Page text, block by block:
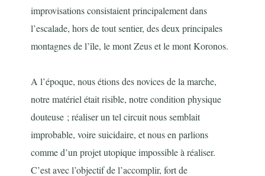
improvisations consistaient principalement dans
l’escalade, hors de tout sentier, des deux principales
montagnes de l’île, le mont Zeus et le mont Koronos.
A l’époque, nous étions des novices de la marche,
notre matériel était risible, notre condition physique
douteuse ; réaliser un tel circuit nous semblait
improbable, voire suicidaire, et nous en parlions
comme d’un projet utopique impossible à réaliser.
C’est avec l’objectif de l’accomplir, fort de